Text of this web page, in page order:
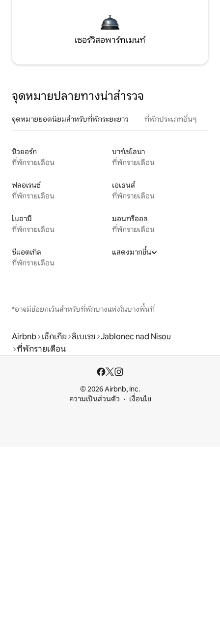
เซอร์วิสอพาร์ทเมนท์
จุดหมายปลายทางน่าสำรวจ
จุดหมายยอดนิยมสำหรับที่พักระยะยาว ที่พักประเภทอื่นๆ
นิวยอร์ก
ที่พักรายเดือน
บาร์เซโลนา
ที่พักรายเดือน
ฟลอเรนซ์
ที่พักรายเดือน
เอเธนส์
ที่พักรายเดือน
ไมอามี
ที่พักรายเดือน
มอนทรีออล
ที่พักรายเดือน
ซีแอตเทิล
ที่พักรายเดือน
แสดงมากขึ้น
*อาจมีข้อยกเว้นสำหรับที่พักบางแห่งในบางพื้นที่
Airbnb เช็กเกีย ลิเบเรช Jablonec nad Nisou
ที่พักรายเดือน
© 2026 Airbnb, Inc.
ความเป็นส่วนตัว
เงื่อนไข